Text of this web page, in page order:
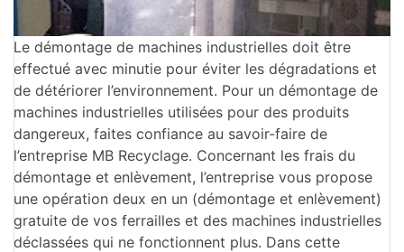
Le démontage de machines industrielles doit être
effectué avec minutie pour éviter les dégradations et
de détériorer l’environnement. Pour un démontage de
machines industrielles utilisées pour des produits
dangereux, faites confiance au savoir-faire de
l’entreprise MB Recyclage. Concernant les frais du
démontage et enlèvement, l’entreprise vous propose
une opération deux en un (démontage et enlèvement)
gratuite de vos ferrailles et des machines industrielles
déclassées qui ne fonctionnent plus. Dans cette